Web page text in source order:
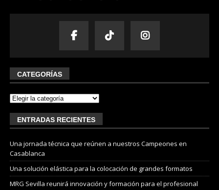
CATEGORÍAS
ENTRADAS RECIENTES
Una jornada técnica que reúnen a nuestros Campeones en
Casablanca
Una solución elástica para la colocación de grandes formatos
MRG Sevilla reunirá innovación y formación para el profesional